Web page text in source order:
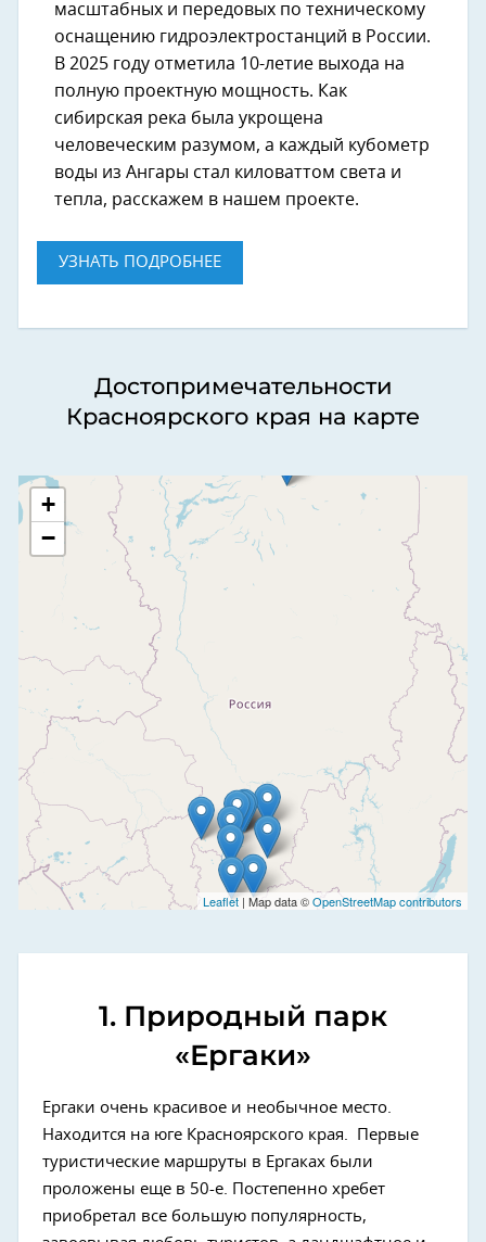
масштабных и передовых по техническому
оснащению гидроэлектростанций в России.
В 2025 году отметила 10-летие выхода на
полную проектную мощность. Как
сибирская река была укрощена
человеческим разумом, а каждый кубометр
воды из Ангары стал киловаттом света и
тепла, расскажем в нашем проекте.
УЗНАТЬ ПОДРОБНЕЕ
Достопримечательности
Красноярского края на карте
+
−
Leaflet | Map data ©OpenStreetMap contributors
1. Природный парк
«Ергаки»
Ергаки очень красивое и необычное место.
Находится на юге Красноярского края. Первые
туристические маршруты в Ергаках были
проложены еще в 50-е. Постепенно хребет
приобретал все большую популярность,